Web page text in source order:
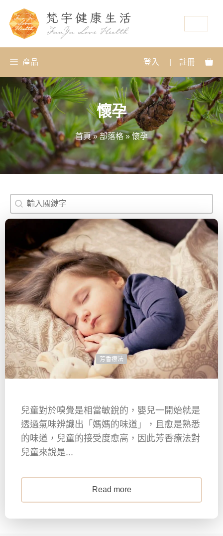
產品 登入 註冊
懷孕
首頁 » 部落格 » 懷孕
搜尋
Search content
芳香療法
兒童對於嗅覺是相當敏銳的，嬰兒一開始就是
透過氣味辨識出「媽媽的味道」，且愈是熟悉
的味道，兒童的接受度愈高，因此芳香療法對
兒童來說是...
Read more